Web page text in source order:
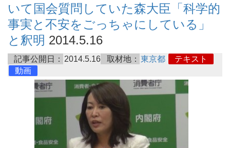
いて国会質問していた森大臣「科学的
事実と不安をごっちゃにしている」
と釈明 2014.5.16
記事公開日： 2014.5.16 取材地： 東京都
テキスト
動画